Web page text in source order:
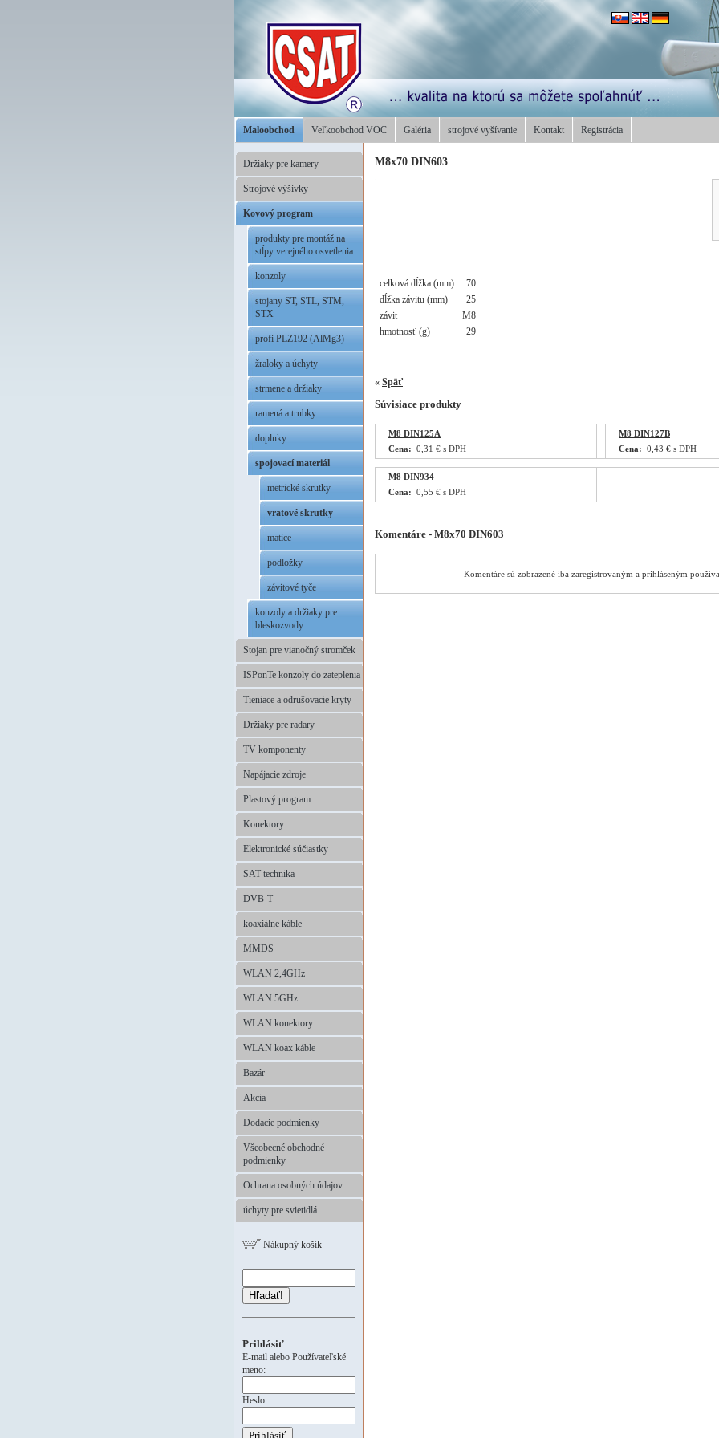
Maloobchod Veľkoobchod VOC Galéria strojové vyšívanie Kontakt Registrácia
Držiaky pre kamery
Strojové výšivky
Kovový program
produkty pre montáž na
stĺpy verejného osvetlenia
konzoly
stojany ST, STL, STM,
STX
profi PLZ192 (AlMg3)
žraloky a úchyty
strmene a držiaky
ramená a trubky
doplnky
spojovací materiál
metrické skrutky
vratové skrutky
matice
podložky
závitové tyče
konzoly a držiaky pre
bleskozvody
Stojan pre vianočný stromček
ISPonTe konzoly do zateplenia
Tieniace a odrušovacie kryty
Držiaky pre radary
TV komponenty
Napájacie zdroje
Plastový program
Konektory
Elektronické súčiastky
SAT technika
DVB-T
koaxiálne káble
MMDS
WLAN 2,4GHz
WLAN 5GHz
WLAN konektory
WLAN koax káble
Bazár
Akcia
Dodacie podmienky
Všeobecné obchodné
podmienky
Ochrana osobných údajov
úchyty pre svietidlá
Nákupný košík
Hľadať!
Prihlásiť
E-mail alebo Používateľské
meno:
Heslo:
M8x70 DIN603
celková dĺžka (mm)
70
dĺžka závitu (mm)
25
závit
M8
hmotnosť (g)
29
« Späť
Súvisiace produkty
M8 DIN125A
Cena: 0,31 € s DPH
M8 DIN127B
Cena: 0,43 € s DPH
M8 DIN934
Cena: 0,55 € s DPH
Komentáre - M8x70 DIN603
Komentáre sú zobrazené iba zaregistrovaným a prihláseným